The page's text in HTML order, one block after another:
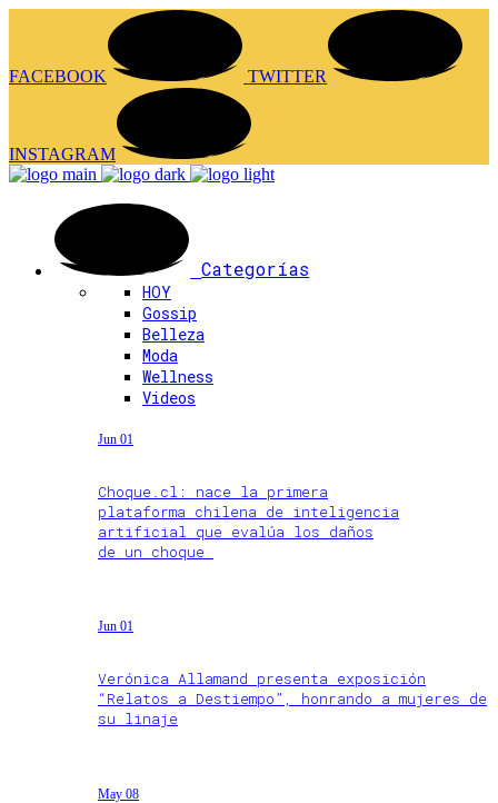
FACEBOOK TWITTER
INSTAGRAM
Categorías
HOY
Gossip
Belleza
Moda
Wellness
Videos
Jun 01
Choque.cl: nace la primera
plataforma chilena de inteligencia
artificial que evalúa los daños
de un choque
Jun 01
Verónica Allamand presenta exposición
“Relatos a Destiempo”, honrando a mujeres de
su linaje
May 08